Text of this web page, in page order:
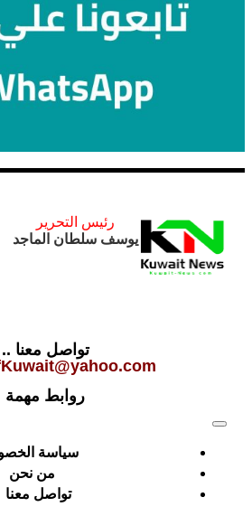
رئيس التحرير
يوسف سلطان الماجد
تواصل معنا ..
روابط مهمة
سياسة
من نحن
تواصل معنا